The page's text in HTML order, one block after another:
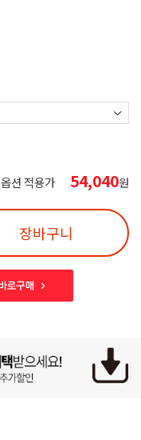
옵션 적용가 54,040원
장바구니